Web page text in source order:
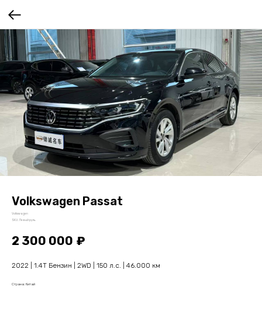
Volkswagen Passat
Volkswagen
SKU: Левый руль
2 300 000 ₽
2022 | 1.4T Бензин | 2WD | 150 л.с. | 46.000 км
Страна: Китай